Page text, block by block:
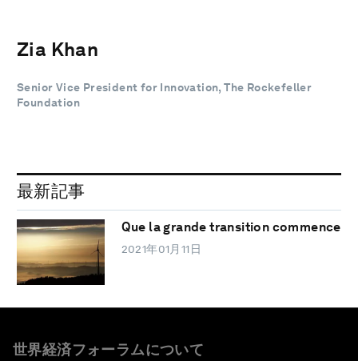
Zia Khan
Senior Vice President for Innovation, The Rockefeller
Foundation
最新記事
Que la grande transition commence
2021年01月11日
世界経済フォーラムについて